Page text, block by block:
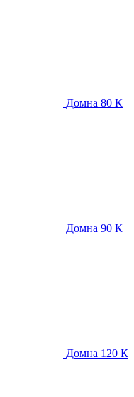
Домна 80 К
Домна 90 К
Домна 120 К